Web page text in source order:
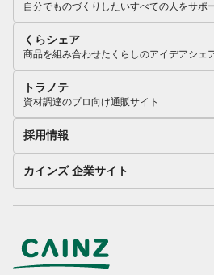
自分でものづくりしたいすべての人をサポ
くらシェア
商品を組み合わせたくらしのアイデアシェ
トラノテ
資材調達のプロ向け通販サイト
採用情報
カインズ 企業サイト